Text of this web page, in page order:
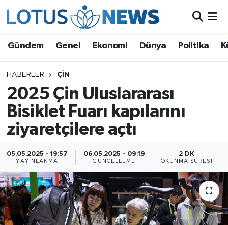
Gündem Genel Ekonomi Dünya Politika
HABERLER ÇIN
2025 Çin Uluslararası
Bisiklet Fuarı kapılarını
ziyaretçilere açtı
05.05.2025 - 19:57
YAYINLANMA
06.05.2025 - 09:19
GÜNCELLEME
2 DK
OKUNMA SÜRESI
Ekonomi
Dünya
Politika
Bilim ve Teknoloji
Çin Fuarları